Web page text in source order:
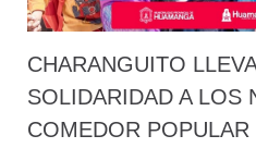
CHARANGUITO
SOLIDARIDAD A LOS
COMEDOR POPULAR